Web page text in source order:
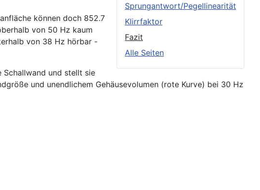
Sprungantwort/Pegellinearität
Klirrfaktor
Fazit
Alle Seiten
können doch 852.7
von 50 Hz kaum
von 38 Hz hörbar -
Schallwand und stellt sie
und unendlichem Gehäusevolumen (rote Kurve) bei 30 Hz